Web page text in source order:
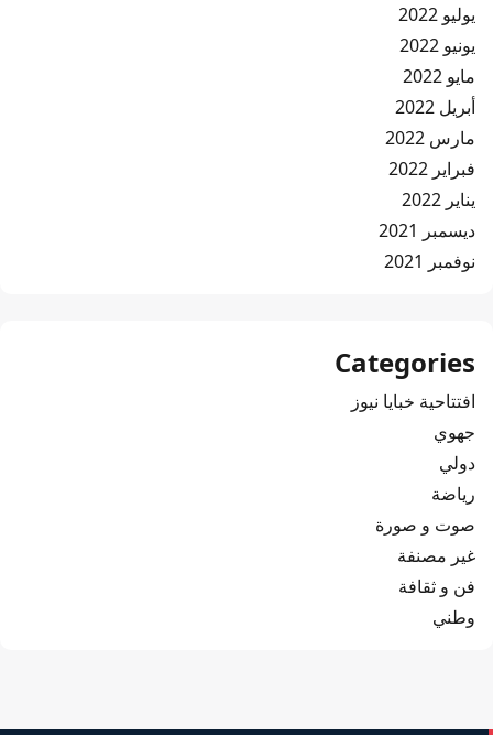
يوليو 2022
يونيو 2022
مايو 2022
أبريل 2022
مارس 2022
فبراير 2022
يناير 2022
ديسمبر 2021
نوفمبر 2021
Categories
افتتاحية خبايا نيوز
جهوي
دولي
رياضة
صوت و صورة
غير مصنفة
فن و ثقافة
وطني